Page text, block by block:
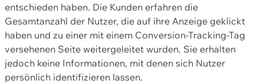
entschieden haben. Die Kunden erfahren die
Gesamtanzahl der Nutzer, die auf ihre Anzeige geklickt
haben und zu einer mit einem Conversion-Tracking-Tag
versehenen Seite weitergeleitet wurden. Sie erhalten
jedoch keine Informationen, mit denen sich Nutzer
persönlich identifizieren lassen.